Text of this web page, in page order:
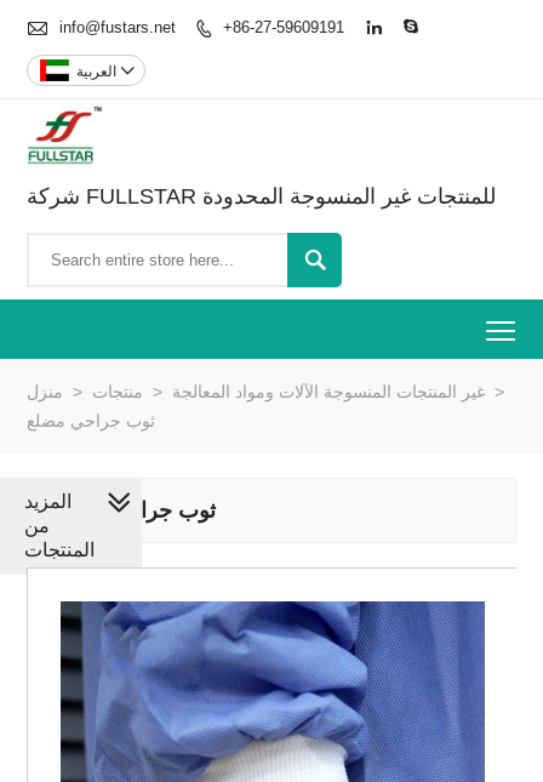
 info@fustars.net  +86-27-59609191  
العربية 
شركة FULLSTAR للمنتجات غير المنسوجة المحدودة

منزل > منتجات > غير المنتجات المنسوجة الآلات ومواد المعالجة >
ثوب جراحي مضلع
ثوب جراحي مضلعالمزيد
من
المنتجات